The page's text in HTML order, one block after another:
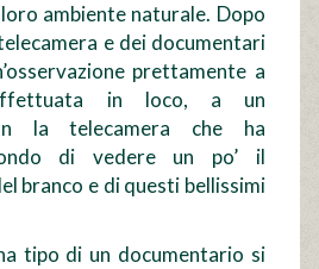
ambiente naturale. Dopo
e dei documentari
prettamente a
in loco, a un
la telecamera che ha
di vedere un po’ il
branco e di questi bellissimi
tipo di un documentario si